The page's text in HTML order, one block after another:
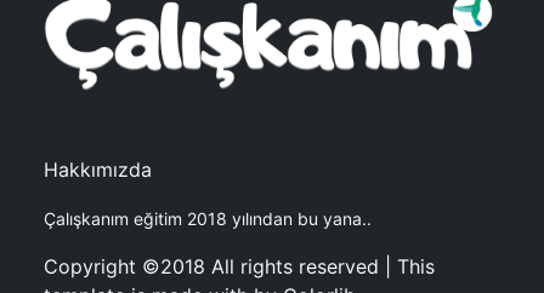
Hakkımızda
Çalışkanım eğitim 2018 yılından bu yana..
Copyright ©2018 All rights reserved | This